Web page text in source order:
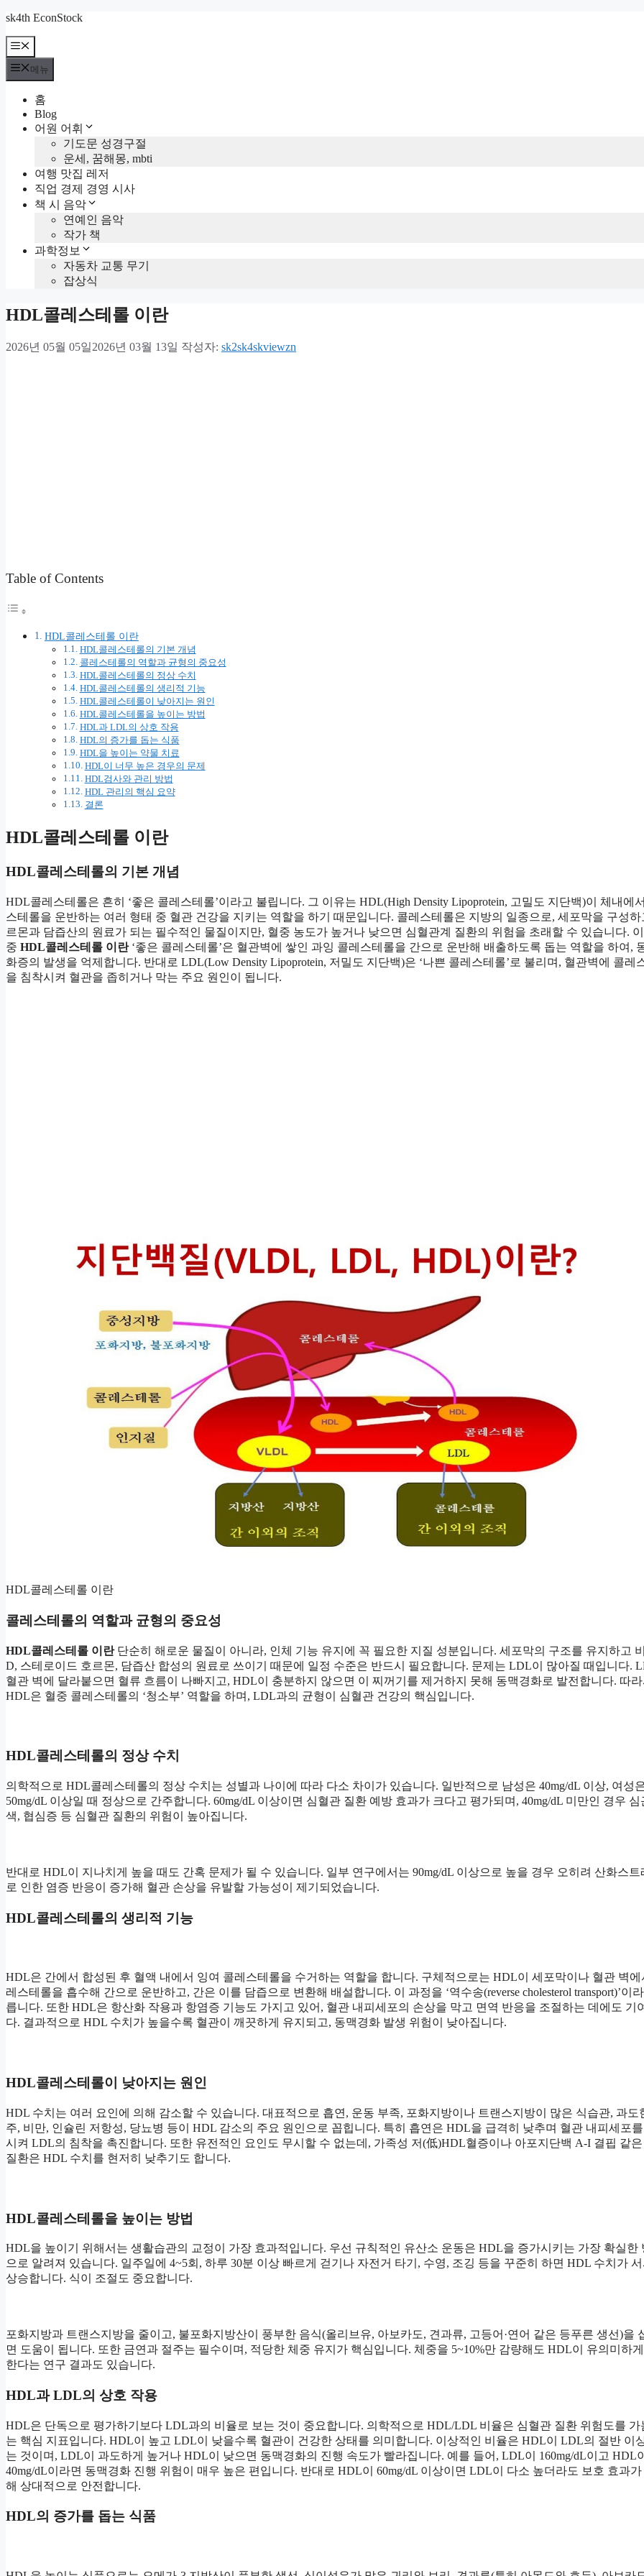
컨
츠
로
건
sk4th EconStock
메
뉴
메뉴
홈
Blog
어원 어휘
기도문 성경구절
운세, 꿈해몽, mbti
여행 맛집 레저
직업 경제 경영 시사
책 시 음악
연예인 음악
작가 책
과학정보
자동차 교통 무기
잡상식
HDL콜레스테롤 이란
2026년 05월 05일2026년 03월 13일 작성자: sk2sk4skviewzn
Table of Contents
HDL콜레스테롤 이란
HDL콜레스테롤의 기본 개념
콜레스테롤의 역할과 균형의 중요성
HDL콜레스테롤의 정상 수치
HDL콜레스테롤의 생리적 기능
HDL콜레스테롤이 낮아지는 원인
HDL콜레스테롤을 높이는 방법
HDL과 LDL의 상호 작용
HDL의 증가를 돕는 식품
HDL을 높이는 약물 치료
HDL이 너무 높은 경우의 문제
HDL검사와 관리 방법
HDL 관리의 핵심 요약
결론
HDL콜레스테롤 이란
HDL콜레스테롤의 기본 개념
HDL콜레스테롤은 흔히 ‘좋은 콜레스테롤’이라고 불립니다. 그 이유는 HDL(High Density Lipoprotein, 고밀도 지단백)이 체내에
스테롤을 운반하는 여러 형태 중 혈관 건강을 지키는 역할을 하기 때문입니다. 콜레스테롤은 지방의 일종으로, 세포막을 구성하
르몬과 담즙산의 원료가 되는 필수적인 물질이지만, 혈중 농도가 높거나 낮으면 심혈관계 질환의 위험을 초래할 수 있습니다. 이
중 HDL콜레스테롤 이란‘좋은 콜레스테롤’은 혈관벽에 쌓인 과잉 콜레스테롤을 간으로 운반해 배출하도록 돕는 역할을 하여,
화증의 발생을 억제합니다. 반대로 LDL(Low Density Lipoprotein, 저밀도 지단백)은 ‘나쁜 콜레스테롤’로 불리며, 혈관벽에 콜레
을 침착시켜 혈관을 좁히거나 막는 주요 원인이 됩니다.
HDL콜레스테롤 이란
콜레스테롤의 역할과 균형의 중요성
HDL콜레스테롤 이란단순히 해로운 물질이 아니라, 인체 기능 유지에 꼭 필요한 지질 성분입니다. 세포막의 구조를 유지하고
D, 스테로이드 호르몬, 담즙산 합성의 원료로 쓰이기 때문에 일정 수준은 반드시 필요합니다. 문제는 LDL이 많아질 때입니다.
혈관 벽에 달라붙으면 혈류 흐름이 나빠지고, HDL이 충분하지 않으면 이 찌꺼기를 제거하지 못해 동맥경화로 발전합니다. 따라
HDL은 혈중 콜레스테롤의 ‘청소부’ 역할을 하며, LDL과의 균형이 심혈관 건강의 핵심입니다.
HDL콜레스테롤의 정상 수치
의학적으로 HDL콜레스테롤의 정상 수치는 성별과 나이에 따라 다소 차이가 있습니다. 일반적으로 남성은 40mg/dL 이상, 여성
50mg/dL 이상일 때 정상으로 간주합니다. 60mg/dL 이상이면 심혈관 질환 예방 효과가 크다고 평가되며, 40mg/dL 미만인 경우 심
색, 협심증 등 심혈관 질환의 위험이 높아집니다.
반대로 HDL이 지나치게 높을 때도 간혹 문제가 될 수 있습니다. 일부 연구에서는 90mg/dL 이상으로 높을 경우 오히려 산화스트
로 인한 염증 반응이 증가해 혈관 손상을 유발할 가능성이 제기되었습니다.
HDL콜레스테롤의 생리적 기능
HDL은 간에서 합성된 후 혈액 내에서 잉여 콜레스테롤을 수거하는 역할을 합니다. 구체적으로는 HDL이 세포막이나 혈관 벽에
레스테롤을 흡수해 간으로 운반하고, 간은 이를 담즙으로 변환해 배설합니다. 이 과정을 ‘역수송(reverse cholesterol transport)’이
릅니다. 또한 HDL은 항산화 작용과 항염증 기능도 가지고 있어, 혈관 내피세포의 손상을 막고 면역 반응을 조절하는 데에도 기
다. 결과적으로 HDL 수치가 높을수록 혈관이 깨끗하게 유지되고, 동맥경화 발생 위험이 낮아집니다.
HDL콜레스테롤이 낮아지는 원인
HDL 수치는 여러 요인에 의해 감소할 수 있습니다. 대표적으로 흡연, 운동 부족, 포화지방이나 트랜스지방이 많은 식습관, 과도
주, 비만, 인슐린 저항성, 당뇨병 등이 HDL 감소의 주요 원인으로 꼽힙니다. 특히 흡연은 HDL을 급격히 낮추며 혈관 내피세포
시켜 LDL의 침착을 촉진합니다. 또한 유전적인 요인도 무시할 수 없는데, 가족성 저(低)HDL혈증이나 아포지단백 A-I 결핍 같은
질환은 HDL 수치를 현저히 낮추기도 합니다.
HDL콜레스테롤을 높이는 방법
HDL을 높이기 위해서는 생활습관의 교정이 가장 효과적입니다. 우선 규칙적인 유산소 운동은 HDL을 증가시키는 가장 확실한
으로 알려져 있습니다. 일주일에 4~5회, 하루 30분 이상 빠르게 걷기나 자전거 타기, 수영, 조깅 등을 꾸준히 하면 HDL 수치가 서
상승합니다. 식이 조절도 중요합니다.
포화지방과 트랜스지방을 줄이고, 불포화지방산이 풍부한 음식(올리브유, 아보카도, 견과류, 고등어·연어 같은 등푸른 생선)을
면 도움이 됩니다. 또한 금연과 절주는 필수이며, 적당한 체중 유지가 핵심입니다. 체중을 5~10%만 감량해도 HDL이 유의미하
한다는 연구 결과도 있습니다.
HDL과 LDL의 상호 작용
HDL은 단독으로 평가하기보다 LDL과의 비율로 보는 것이 중요합니다. 의학적으로 HDL/LDL 비율은 심혈관 질환 위험도를 가
는 핵심 지표입니다. HDL이 높고 LDL이 낮을수록 혈관이 건강한 상태를 의미합니다. 이상적인 비율은 HDL이 LDL의 절반 이
는 것이며, LDL이 과도하게 높거나 HDL이 낮으면 동맥경화의 진행 속도가 빨라집니다. 예를 들어, LDL이 160mg/dL이고 HDL이
40mg/dL이라면 동맥경화 진행 위험이 매우 높은 편입니다. 반대로 HDL이 60mg/dL 이상이면 LDL이 다소 높더라도 보호 효과가
해 상대적으로 안전합니다.
HDL의 증가를 돕는 식품